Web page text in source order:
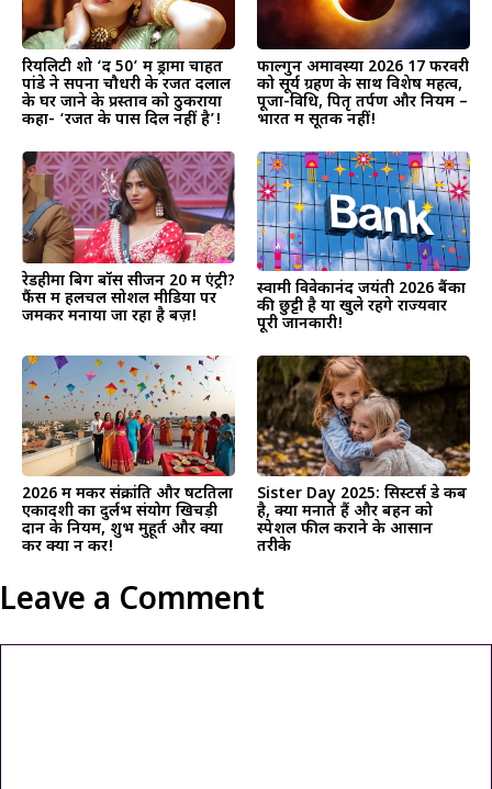
रियलिटी शो ‘द 50’ में ड्रामा चाहत
पांडे ने सपना चौधरी के रजत दलाल
के घर जाने के प्रस्ताव को ठुकराया
कहा- ‘रजत के पास दिल नहीं है’!
फाल्गुन अमावस्या 2026 17 फरवरी
को सूर्य ग्रहण के साथ विशेष महत्व,
पूजा-विधि, पितृ तर्पण और नियम –
भारत में सूतक नहीं!
रेडहीमा बिग बॉस सीजन 20 में एंट्री?
फैंस में हलचल सोशल मीडिया पर
जमकर मनाया जा रहा है बज़!
स्वामी विवेकानंद जयंती 2026 बैंकों
की छुट्टी है या खुले रहेंगे राज्यवार
पूरी जानकारी!
2026 में मकर संक्रांति और षटतिला
एकादशी का दुर्लभ संयोग खिचड़ी
दान के नियम, शुभ मुहूर्त और क्या
करें क्या न करें!
Sister Day 2025: सिस्टर्स डे कब
है, क्यों मनाते हैं और बहन को
स्पेशल फील कराने के आसान
तरीके
Leave a Comment